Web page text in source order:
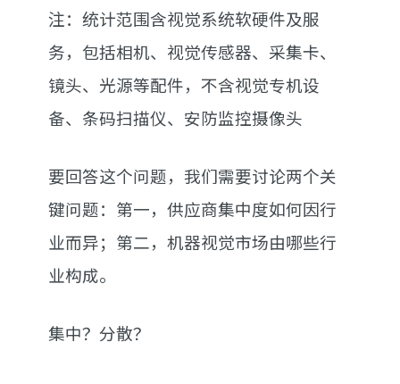
注：统计范围含视觉系统软硬件及服
务，包括相机、视觉传感器、采集卡、
镜头、光源等配件，不含视觉专机设
备、条码扫描仪、安防监控摄像头
要回答这个问题，我们需要讨论两个关
键问题：第一，供应商集中度如何因行
业而异；第二，机器视觉市场由哪些行
业构成。
集中？分散？